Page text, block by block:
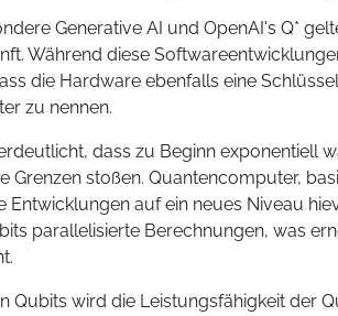
Generative AI und OpenAI's Q*
Während diese
die Hardware ebenfalls eine
zu nennen.
dass zu Beginn exponentiell
Grenzen stoßen. Quantencomputer,
Entwicklungen auf ein neues Niveau
parallelisierte Berechnungen, was
Qubits wird die Leistungsfähigkeit der